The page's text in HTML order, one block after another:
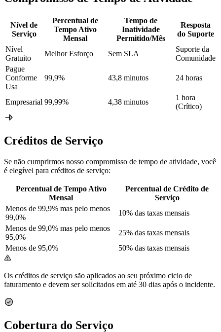
Nível de
Serviço
Percentual de
Tempo Ativo
Mensal
Tempo de
Inatividade
Permitido/Mês
Resposta
do Suporte
Nível
Gratuito
Melhor Esforço Sem SLA
Suporte da
Comunidade
Pague
Conforme
Usa
99,9% 43,8 minutos 24 horas
Empresarial 99,99% 4,38 minutos
1 hora
(Crítico)
Créditos de Serviço
Se não cumprirmos nosso compromisso de tempo de atividade, você
é elegível para créditos de serviço:
Percentual de Tempo Ativo
Mensal
Percentual de Crédito de
Serviço
Menos de 99,9% mas pelo menos
99,0%
10% das taxas mensais
Menos de 99,0% mas pelo menos
95,0%
25% das taxas mensais
Menos de 95,0%
50% das taxas mensais
Os créditos de serviço são aplicados ao seu próximo ciclo de
faturamento e devem ser solicitados em até 30 dias após o incidente.
Cobertura do Serviço